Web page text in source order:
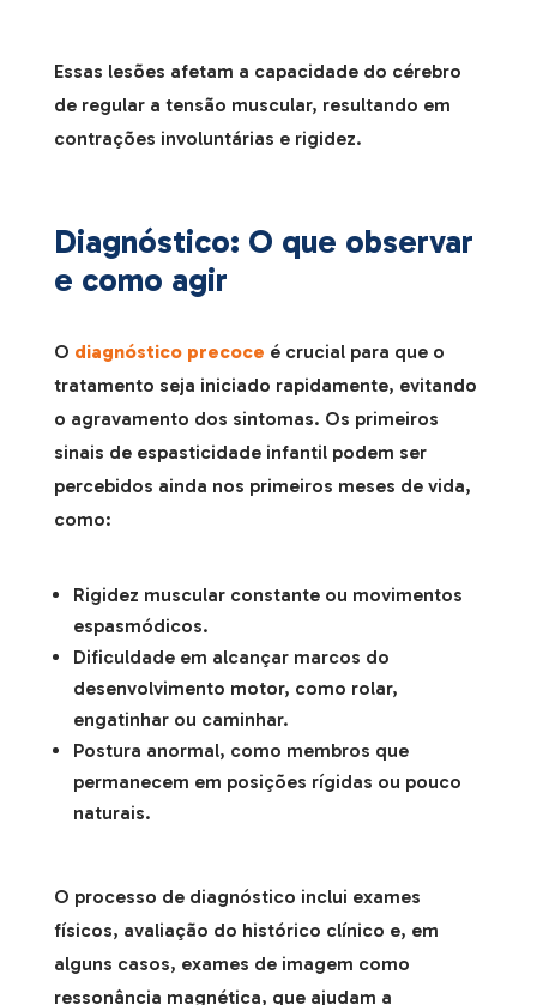
Essas lesões afetam a capacidade do cérebro
de regular a tensão muscular, resultando em
contrações involuntárias e rigidez.
Diagnóstico: O que observar
e como agir
O diagnóstico precoce é crucial para que o
tratamento seja iniciado rapidamente, evitando
o agravamento dos sintomas. Os primeiros
sinais de espasticidade infantil podem ser
percebidos ainda nos primeiros meses de vida,
como:
Rigidez muscular constante ou movimentos
espasmódicos.
Dificuldade em alcançar marcos do
desenvolvimento motor, como rolar,
engatinhar ou caminhar.
Postura anormal, como membros que
permanecem em posições rígidas ou pouco
naturais.
O processo de diagnóstico inclui exames
físicos, avaliação do histórico clínico e, em
alguns casos, exames de imagem como
ressonância magnética, que ajudam a